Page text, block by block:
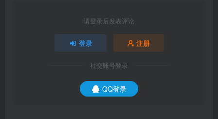
请登录后发表评论
登录 注册
社交账号登录
QQ登录